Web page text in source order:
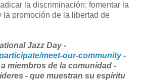
la discriminación; fomentar la
la promoción de la libertad de
Jazz Day -
meet-our-community-
miembros de la comunidad -
- que muestran su espíritu